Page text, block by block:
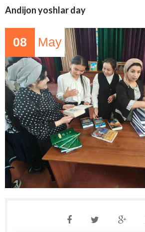
Andijon yoshlar day
08 May